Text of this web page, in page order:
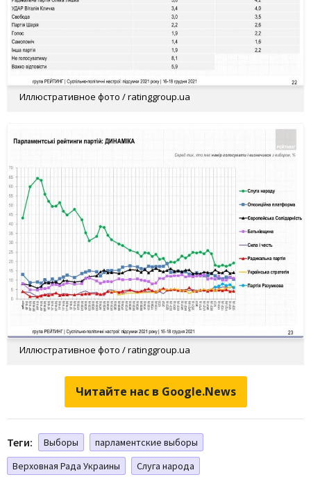
Иллюстративное фото / ratinggroup.ua
Иллюстративное фото / ratinggroup.ua
Читайте нас в Google.News
Теги: Выборы
парламентские выборы
Верховная Рада Украины
Слуга народа